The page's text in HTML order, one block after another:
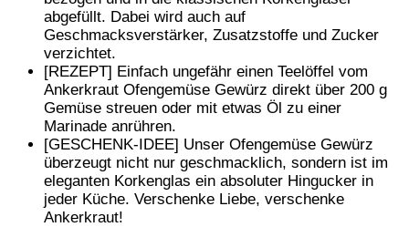
abgefüllt. Dabei wird auch auf
Geschmacksverstärker, Zusatzstoffe und Zucker
verzichtet.
[REZEPT] Einfach ungefähr einen Teelöffel vom
Ankerkraut Ofengemüse Gewürz direkt über 200 g
Gemüse streuen oder mit etwas Öl zu einer
Marinade anrühren.
[GESCHENK-IDEE] Unser Ofengemüse Gewürz
überzeugt nicht nur geschmacklich, sondern ist im
eleganten Korkenglas ein absoluter Hingucker in
jeder Küche. Verschenke Liebe, verschenke
Ankerkraut!